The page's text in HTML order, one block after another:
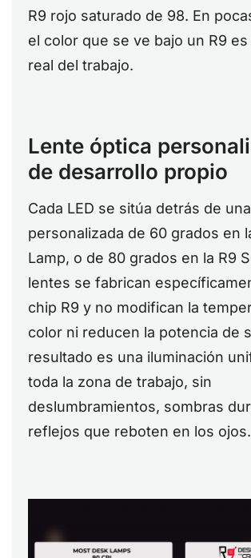
R9 rojo saturado de 98. En
el color que se ve bajo un R9
real del trabajo.
Lente óptica
de desarrollo propio
Cada LED se sitúa detrás de
personalizada de 60 grados en
Lamp, o de 80 grados en la R9
lentes se fabrican
chip R9 y no modifican la
color ni reducen la potencia de
resultado es una iluminación
toda la zona de trabajo, sin
deslumbramientos, sombras
reflejos que reboten en los ojos.